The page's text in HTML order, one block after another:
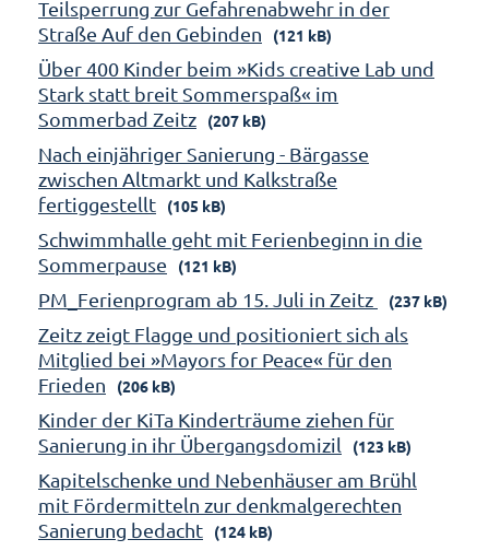
Teilsperrung zur Gefahrenabwehr in der
Straße Auf den Gebinden
(121 kB)
Über 400 Kinder beim »Kids creative Lab und
Stark statt breit Sommerspaß« im
Sommerbad Zeitz
(207 kB)
Nach einjähriger Sanierung - Bärgasse
zwischen Altmarkt und Kalkstraße
fertiggestellt
(105 kB)
Schwimmhalle geht mit Ferienbeginn in die
Sommerpause
(121 kB)
PM_Ferienprogram ab 15. Juli in Zeitz (237 kB)
Zeitz zeigt Flagge und positioniert sich als
Mitglied bei »Mayors for Peace« für den
Frieden
(206 kB)
Kinder der KiTa Kinderträume ziehen für
Sanierung in ihr Übergangsdomizil
(123 kB)
Kapitelschenke und Nebenhäuser am Brühl
mit Fördermitteln zur denkmalgerechten
Sanierung bedacht
(124 kB)